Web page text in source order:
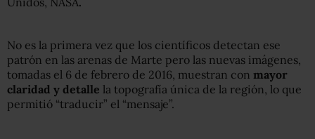
No es la primera vez que los científicos detectan ese
patrón en las arenas de Marte pero las nuevas imágenes,
tomadas el 6 de febrero de 2016, muestran con mayor
claridad y detalle la topografía única de la región, lo que
permitió “traducir” el “mensaje”.